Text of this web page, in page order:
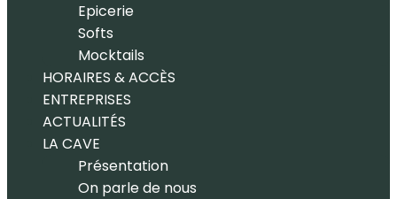
Epicerie
Softs
Mocktails
HORAIRES & ACCÈS
ENTREPRISES
ACTUALITÉS
LA CAVE
Présentation
On parle de nous